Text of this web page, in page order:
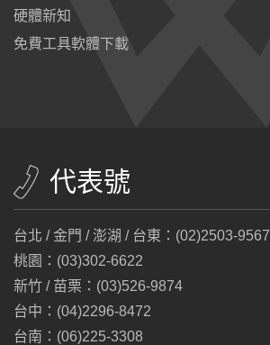
硬體新知
免費工具軟體下載
代表號
台北 / 金門 / 澎湖 / 台東：(02)2503-9567
桃園：(03)302-6622
新竹 / 苗栗：(03)526-9874
台中：(04)2296-8472
台南：(06)225-3308